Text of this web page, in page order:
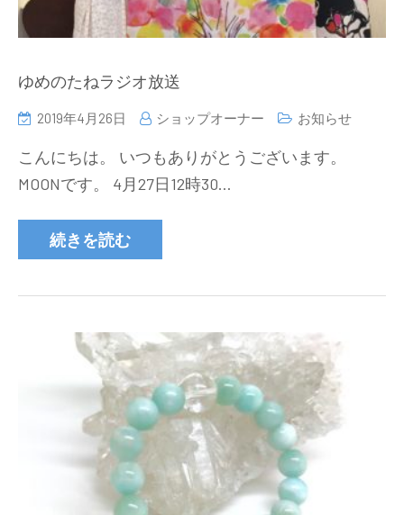
ゆめのたねラジオ放送
2019年4月26日 ショップオーナー お知らせ
こんにちは。 いつもありがとうございます。
MOONです。 4月27日12時30…
続きを読む